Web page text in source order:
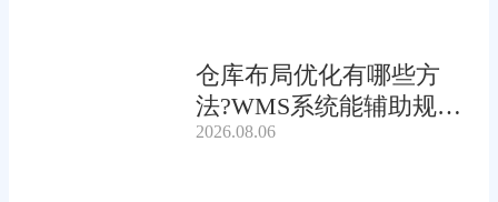
仓库布局优化有哪些方
法?WMS系统能辅助规划
吗?
2026.08.06